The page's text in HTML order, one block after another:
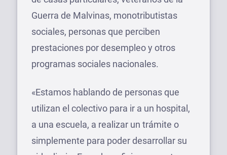
Guerra de Malvinas, monotributistas
sociales, personas que perciben
prestaciones por desempleo y otros
programas sociales nacionales.
«Estamos hablando de personas que
utilizan el colectivo para ir a un hospital,
a una escuela, a realizar un trámite o
simplemente para poder desarrollar su